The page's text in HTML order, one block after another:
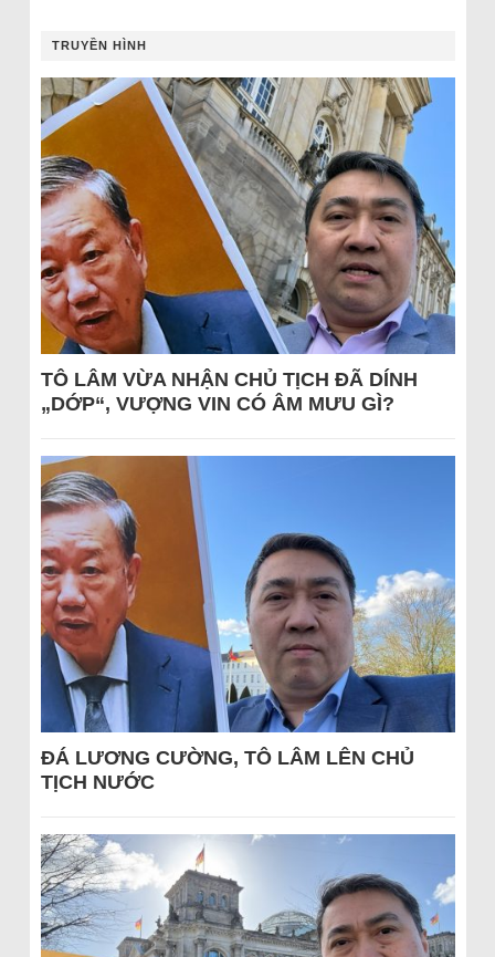
TRUYỀN HÌNH
TÔ LÂM VỪA NHẬN CHỦ TỊCH ĐÃ DÍNH
„DỚP“, VƯỢNG VIN CÓ ÂM MƯU GÌ?
ĐÁ LƯƠNG CƯỜNG, TÔ LÂM LÊN CHỦ
TỊCH NƯỚC